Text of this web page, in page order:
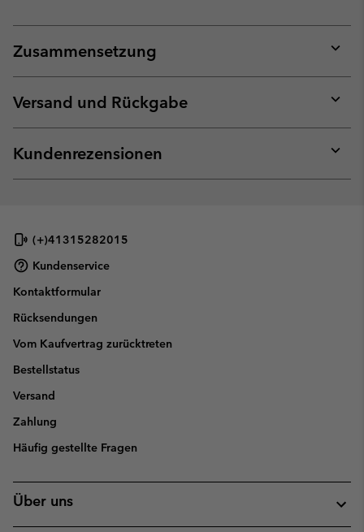
Zusammensetzung
or
Versand und Rückgabe
or
Kundenrezensionen
or
(+)41315282015
Kundenservice
Kontaktformular
Rücksendungen
Vom Kaufvertrag zurücktreten
Bestellstatus
Versand
Zahlung
Häufig gestellte Fragen
Über uns